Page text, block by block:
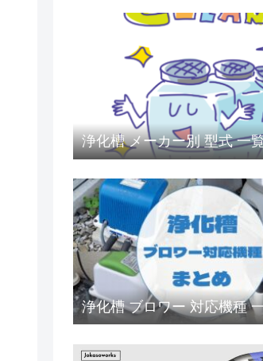
浄化槽 メーカー別 型式 一
浄化槽 ブロワー 対応機種